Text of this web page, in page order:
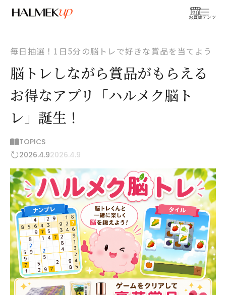
お買物
コンテンツ
毎日抽選！1日5分の脳トレで好きな賞品を当てよう
脳トレしながら賞品がもらえる
お得なアプリ「ハルメク脳ト
レ」誕生！
TOPICS
2026.4.92026.4.9